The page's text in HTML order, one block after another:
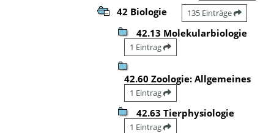
42 Biologie 135 Einträge
42.13 Molekularbiologie
1 Eintrag
42.60 Zoologie: Allgemeines
1 Eintrag
42.63 Tierphysiologie
1 Eintrag